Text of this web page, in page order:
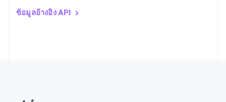
ข้อมูลอ้างอิง API
อิตาลี
ItalianoEnglish